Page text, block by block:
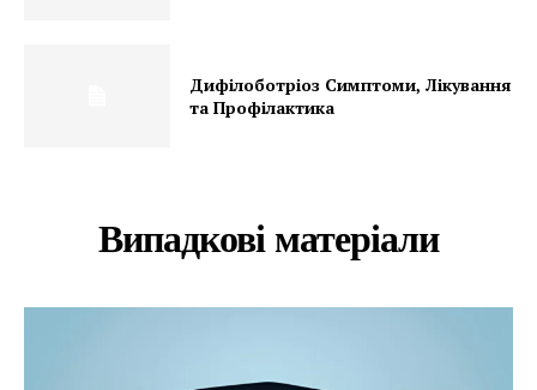
Дифілоботріоз Симптоми, Лікування
та Профілактика
Випадкові матеріали